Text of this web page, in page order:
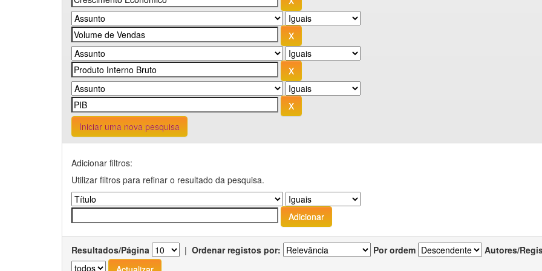
Iniciar uma nova pesquisa
Adicionar filtros:
Utilizar filtros para refinar o resultado da pesquisa.
Resultados/Página | Ordenar registos por: Por ordem Autores/